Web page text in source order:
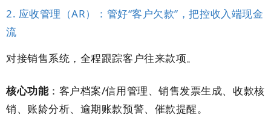
2. 应收管理（AR）：管好“客户欠款”，把控收入端现金
流
对接销售系统，全程跟踪客户往来款项。
核心功能：客户档案/信用管理、销售发票生成、收款核
销、账龄分析、逾期账款预警、催款提醒。